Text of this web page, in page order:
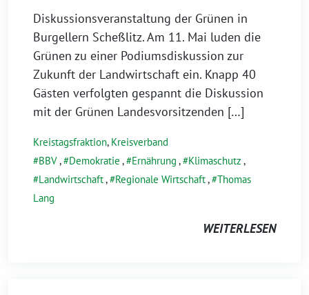
24.
Mai
2024
Diskussionsveranstaltung der Grünen in
Burgellern Scheßlitz. Am 11. Mai luden die
Grünen zu einer Podiumsdiskussion zur
Zukunft der Landwirtschaft ein. Knapp 40
Gästen verfolgten gespannt die Diskussion
mit der Grünen Landesvorsitzenden […]
Kreistagsfraktion, Kreisverband
BBV, Demokratie , Ernährung , Klimaschutz ,
Landwirtschaft, Regionale Wirtschaft, Thomas
Lang
WEITERLESEN